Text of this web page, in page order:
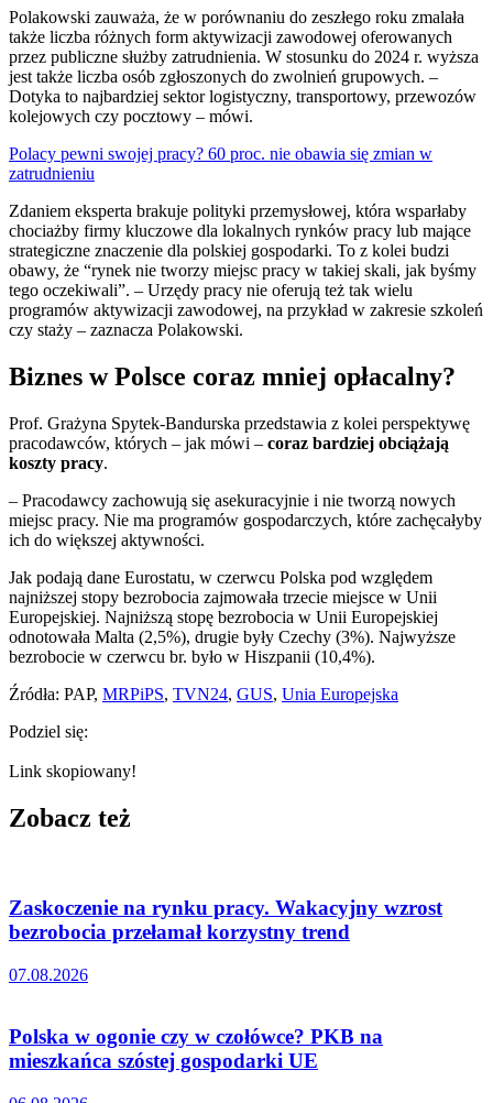
Polakowski zauważa, że w porównaniu do zeszłego roku zmalała
także liczba różnych form aktywizacji zawodowej oferowanych
przez publiczne służby zatrudnienia. W stosunku do 2024 r. wyższa
jest także liczba osób zgłoszonych do zwolnień grupowych. –
Dotyka to najbardziej sektor logistyczny, transportowy, przewozów
kolejowych czy pocztowy – mówi.
Polacy pewni swojej pracy? 60 proc. nie obawia się zmian w
zatrudnieniu
Zdaniem eksperta brakuje polityki przemysłowej, która wsparłaby
chociażby firmy kluczowe dla lokalnych rynków pracy lub mające
strategiczne znaczenie dla polskiej gospodarki. To z kolei budzi
obawy, że “rynek nie tworzy miejsc pracy w takiej skali, jak byśmy
tego oczekiwali”. – Urzędy pracy nie oferują też tak wielu
programów aktywizacji zawodowej, na przykład w zakresie szkoleń
czy staży – zaznacza Polakowski.
Biznes w Polsce coraz mniej opłacalny?
Prof. Grażyna Spytek-Bandurska przedstawia z kolei perspektywę
pracodawców, których – jak mówi – coraz bardziej obciążają
koszty pracy.
– Pracodawcy zachowują się asekuracyjnie i nie tworzą nowych
miejsc pracy. Nie ma programów gospodarczych, które zachęcałyby
ich do większej aktywności.
Jak podają dane Eurostatu, w czerwcu Polska pod względem
najniższej stopy bezrobocia zajmowała trzecie miejsce w Unii
Europejskiej. Najniższą stopę bezrobocia w Unii Europejskiej
odnotowała Malta (2,5%), drugie były Czechy (3%). Najwyższe
bezrobocie w czerwcu br. było w Hiszpanii (10,4%).
Źródła: PAP, MRPiPS, TVN24, GUS, Unia Europejska
Podziel się:
Link skopiowany!
Zobacz też
Zaskoczenie na rynku pracy. Wakacyjny wzrost
bezrobocia przełamał korzystny trend
07.08.2026
Polska w ogonie czy w czołówce? PKB na
mieszkańca szóstej gospodarki UE